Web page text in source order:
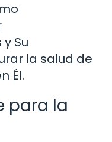
Su
la salud de
Él.
para la